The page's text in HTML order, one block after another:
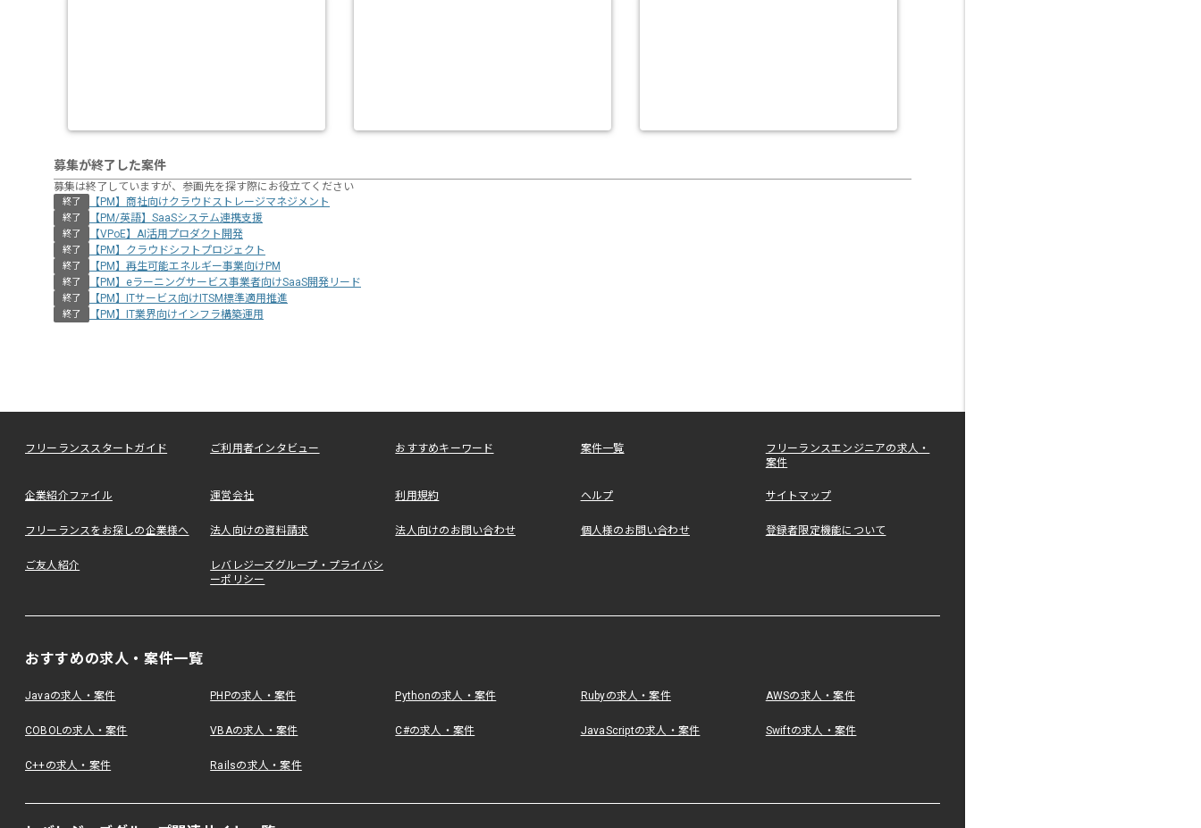
募集が終了した案件
募集は終了していますが、参画先を探す際にお役立てください
終了 【PM】商社向けクラウドストレージマネジメント
終了 【PM/英語】SaaSシステム連携支援
終了 【VPoE】AI活用プロダクト開発
終了 【PM】クラウドシフトプロジェクト
終了 【PM】再生可能エネルギー事業向けPM
終了 【PM】eラーニングサービス事業者向けSaaS開発リード
終了 【PM】ITサービス向けITSM標準適用推進
終了 【PM】IT業界向けインフラ構築運用
フリーランススタートガイド ご利用者インタビュー おすすめキーワード 案件一覧
フリーランスエンジニアの求人・
案件
企業紹介ファイル 運営会社 利用規約 ヘルプ サイトマップ
フリーランスをお探しの企業様へ 法人向けの資料請求 法人向けのお問い合わせ 個人様のお問い合わせ 登録者限定機能について
ご友人紹介
レバレジーズグループ・プライバシ
ーポリシー
おすすめの求人・案件一覧
Javaの求人・案件 PHPの求人・案件 Pythonの求人・案件 Rubyの求人・案件 AWSの求人・案件
COBOLの求人・案件 VBAの求人・案件 C#の求人・案件 JavaScriptの求人・案件 Swiftの求人・案件
C++の求人・案件 Railsの求人・案件